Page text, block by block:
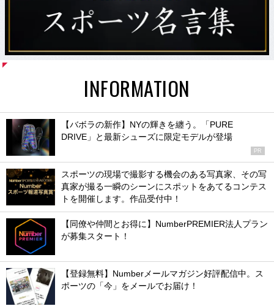
INFORMATION
【バボラの新作】NYの輝きを纏う。「PURE
DRIVE」と最新シューズに限定モデルが登場
PR
スポーツの現場で撮影する機会のある写真家、その写
真家が撮る一瞬のシーンにスポットをあてるコンテス
トを開催します。作品受付中！
【同僚や仲間とお得に】NumberPREMIER法人プラン
が募集スタート！
【登録無料】Numberメールマガジン好評配信中。ス
ポーツの「今」をメールでお届け！